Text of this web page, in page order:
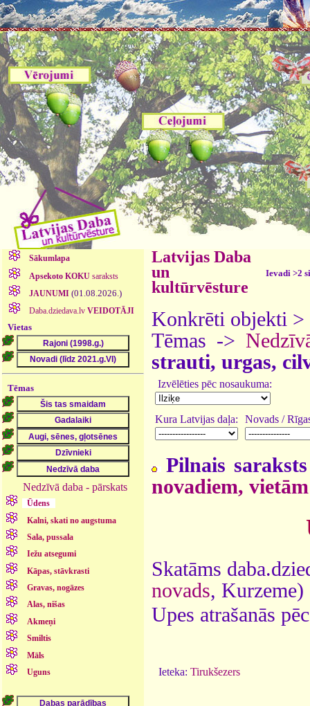
Sākumlapa
Apsekoto KOKUsaraksts
JAUNUMI (01.08.2026.)
Daba.dziedava.lv VEIDOTĀJI
Vietas
Tēmas
Nedzīvā daba - pārskats
Ūdens
Kalni, skati no augstuma
Sala, pussala
Iežu atsegumi
Kāpas, stāvkrasti
Gravas, nogāzes
Alas, nišas
Akmeņi
Smiltis
Māls
Uguns
Latvijas Daba
un
kultūrvēsture
Ievadi >2
Konkrēti objekti >
Tēmas ->
strauti, urgas,
Izvēlēties pēc nosaukuma:
Kura Latvijas daļa: Novads /
Pilnais
novadiem, vietām
Skatāms
novads, Kurzeme)
Upes atrašanās
Ieteka: Tirukšezers